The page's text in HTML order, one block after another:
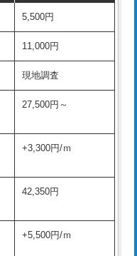
13,200円+材料費
16,500円+材料費
22,000円+材料費
11,000円+材料費
13,200円
16,500円
5,500円
11,000円
現地調査
27,500円～
+3,300円/ｍ
42,350円
+5,500円/ｍ